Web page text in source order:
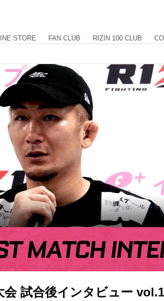
STORE FAN CLUB RIZIN 100 CLUB
会 試合後インタビュー vol.1